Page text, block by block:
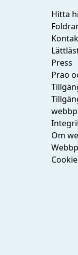
post:Hitta
Press
Prao
Om